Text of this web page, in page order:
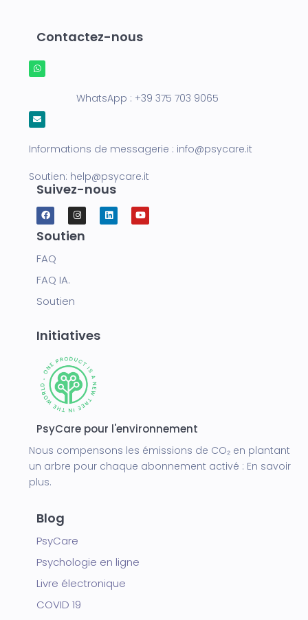
Contactez-nous
WhatsApp : +39 375 703 9065
Informations de messagerie : info@psycare.it
Soutien: help@psycare.it
Suivez-nous
Soutien
FAQ
FAQ IA.
Soutien
Initiatives
PsyCare pour l'environnement
Nous compensons les émissions de CO₂ en plantant
un arbre pour chaque abonnement activé : En savoir
plus.
Blog
PsyCare
Psychologie en ligne
Livre électronique
COVID 19